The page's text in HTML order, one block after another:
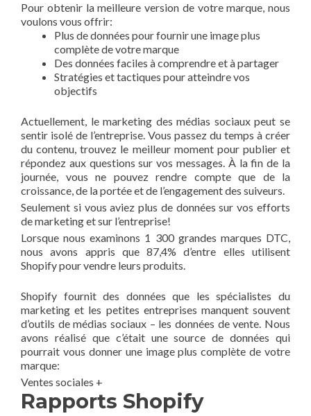
Pour obtenir la meilleure version de votre marque, nous
voulons vous offrir:
Plus de données pour fournir une image plus
complète de votre marque
Des données faciles à comprendre et à partager
Stratégies et tactiques pour atteindre vos
objectifs
Actuellement, le marketing des médias sociaux peut se
sentir isolé de l’entreprise. Vous passez du temps à créer
du contenu, trouvez le meilleur moment pour publier et
répondez aux questions sur vos messages. À la fin de la
journée, vous ne pouvez rendre compte que de la
croissance, de la portée et de l’engagement des suiveurs.
Seulement si vous aviez plus de données sur vos efforts
de marketing et sur l’entreprise!
Lorsque nous examinons 1 300 grandes marques DTC,
nous avons appris que 87,4% d’entre elles utilisent
Shopify pour vendre leurs produits.
Shopify fournit des données que les spécialistes du
marketing et les petites entreprises manquent souvent
d’outils de médias sociaux – les données de vente. Nous
avons réalisé que c’était une source de données qui
pourrait vous donner une image plus complète de votre
marque:
Ventes sociales +
Rapports Shopify